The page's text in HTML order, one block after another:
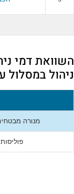
השוואת דמי
ניהול במסלול
מנורה